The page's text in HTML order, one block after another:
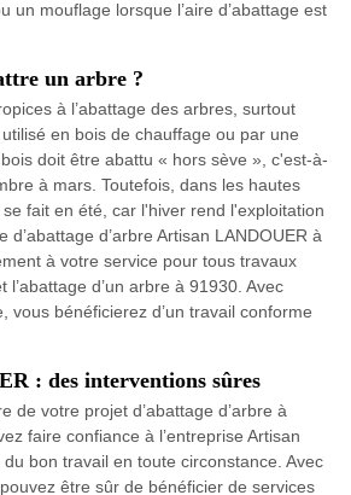
un mouflage lorsque l’aire d’abattage est
un arbre ?
à l’abattage des arbres, surtout
en bois de chauffage ou par une
doit être abattu « hors sève », c'est-à-
à mars. Toutefois, dans les hautes
fait en été, car l'hiver rend l'exploitation
d’abattage d’arbre Artisan LANDOUER à
à votre service pour tous travaux
l’abattage d’un arbre à 91930. Avec
vous bénéficierez d’un travail conforme
: des interventions sûres
de votre projet d’abattage d’arbre à
faire confiance à l’entreprise Artisan
bon travail en toute circonstance. Avec
être sûr de bénéficier de services